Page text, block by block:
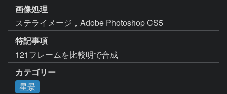
画像処理
ステライメージ，Adobe Photoshop CS5
特記事項
121フレームを比較明で合成
カテゴリー
星景